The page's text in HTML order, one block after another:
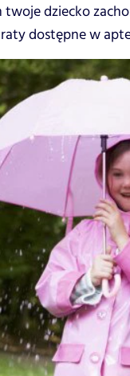
twoje dziecko
dostępne w